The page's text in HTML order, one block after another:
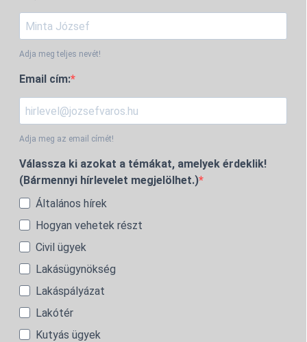
Adja meg teljes nevét!
Email cím:
Adja meg az email címét!
Válassza ki azokat a témákat, amelyek érdeklik!
(Bármennyi hírlevelet megjelölhet.)
Általános hírek
Hogyan vehetek részt
Civil ügyek
Lakásügynökség
Lakáspályázat
Lakótér
Kutyás ügyek